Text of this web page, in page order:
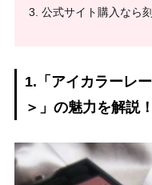
3. 公式サイト購入なら
1.「アイカラーレ
＞」の魅力を解説！